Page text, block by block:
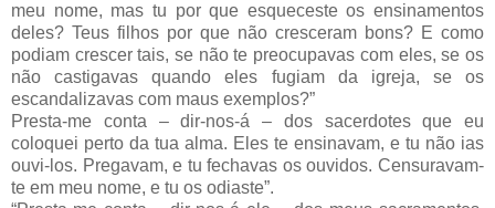
meu nome, mas tu por que esqueceste os ensinamentos
deles? Teus filhos por que não cresceram bons? E como
podiam crescer tais, se não te preocupavas com eles, se os
não castigavas quando eles fugiam da igreja, se os
escandalizavas com maus exemplos?”
Presta-me conta – dir-nos-á – dos sacerdotes que eu
coloquei perto da tua alma. Eles te ensinavam, e tu não ias
ouvi-los. Pregavam, e tu fechavas os ouvidos. Censuravam-
te em meu nome, e tu os odiaste”.